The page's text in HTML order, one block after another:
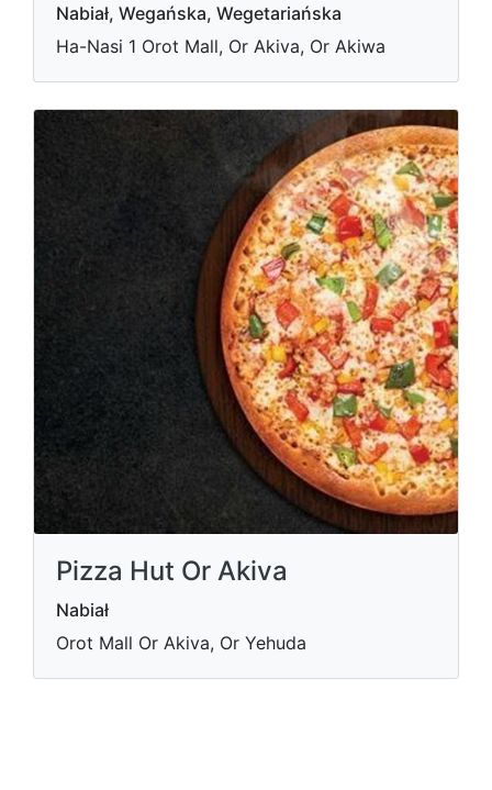
Nabiał, Wegańska, Wegetariańska
Ha-Nasi 1 Orot Mall, Or Akiva, Or Akiwa
Pizza Hut Or Akiva
Nabiał
Orot Mall Or Akiva, Or Yehuda